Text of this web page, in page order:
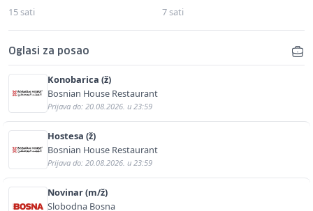
15 sati 7 sati
Oglasi za posao
Konobarica (ž)
Bosnian House Restaurant
Prijava do: 20.08.2026. u 23:59
Hostesa (ž)
Bosnian House Restaurant
Prijava do: 20.08.2026. u 23:59
Novinar (m/ž)
Slobodna Bosna